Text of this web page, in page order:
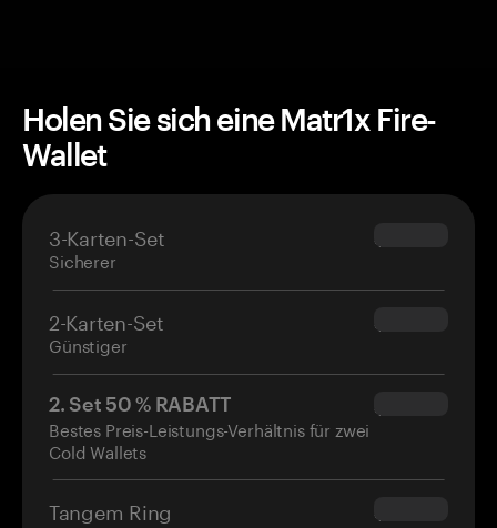
Holen Sie sich eine Matr1x Fire-
Wallet
3-Karten-Set
Sicherer
$69.90
2-Karten-Set
Günstiger
$54.90
2. Set 50 % RABATT
Bestes Preis-Leistungs-Verhältnis für zwei
Cold Wallets
$34.95
Tangem Ring $160.00